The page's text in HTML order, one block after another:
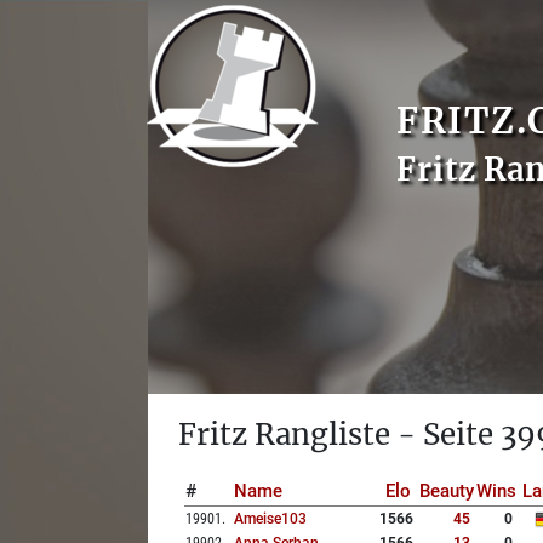
Fritz
Fritz Rangliste - Seite
# Name Elo BeautyWins
19901 . Ameise103 1566 45
0